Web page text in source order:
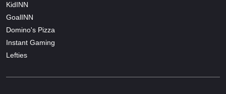
KidINN
GoalINN
Domino's Pizza
Instant Gaming
Lefties